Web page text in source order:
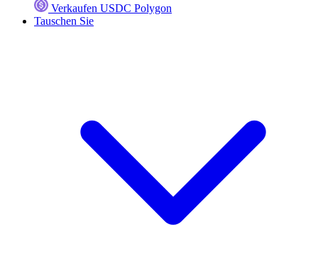
Verkaufen USDC Polygon
Tauschen Sie